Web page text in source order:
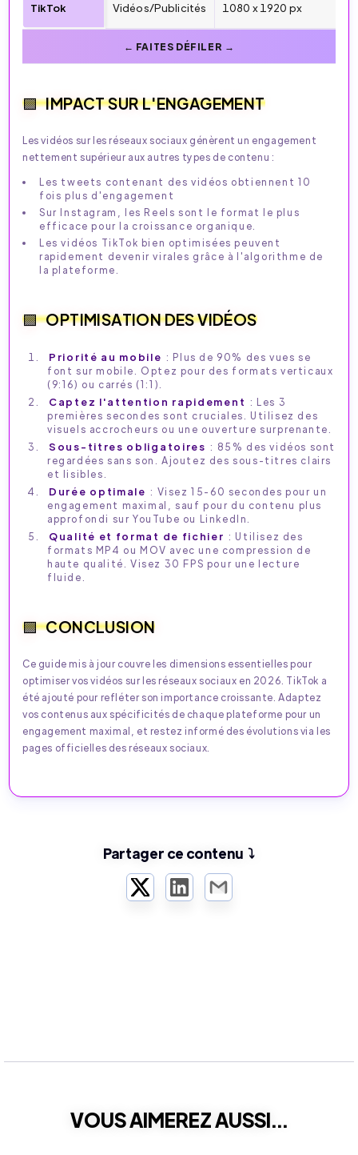
TikTok Vidéos/Publicités 1080 x 1920 px
IMPACT SUR L'ENGAGEMENT
Les vidéos sur les réseaux sociaux génèrent un engagement
nettement supérieur aux autres types de contenu :
Les tweets contenant des vidéos obtiennent 10
fois plus d'engagement
Sur Instagram, les Reels sont le format le plus
efficace pour la croissance organique.
Les vidéos TikTok bien optimisées peuvent
rapidement devenir virales grâce à l'algorithme de
la plateforme.
OPTIMISATION DES VIDÉOS
Priorité au mobile : Plus de 90% des vues se
font sur mobile. Optez pour des formats verticaux
(9:16) ou carrés (1:1).
Captez l'attention rapidement : Les 3
premières secondes sont cruciales. Utilisez des
visuels accrocheurs ou une ouverture surprenante.
Sous-titres obligatoires : 85% des vidéos sont
regardées sans son. Ajoutez des sous-titres clairs
et lisibles.
Durée optimale : Visez 15-60 secondes pour un
engagement maximal, sauf pour du contenu plus
approfondi sur YouTube ou LinkedIn.
Qualité et format de fichier : Utilisez des
formats MP4 ou MOV avec une compression de
haute qualité. Visez 30 FPS pour une lecture
fluide.
CONCLUSION
Ce guide mis à jour couvre les dimensions essentielles pour
optimiser vos vidéos sur les réseaux sociaux en 2026. TikTok a
été ajouté pour refléter son importance croissante. Adaptez
vos contenus aux spécificités de chaque plateforme pour un
engagement maximal, et restez informé des évolutions via les
pages officielles des réseaux sociaux.
Partager ce contenu ⤵️
TwitterLinkedInEmail
VOUS AIMEREZ AUSSI...